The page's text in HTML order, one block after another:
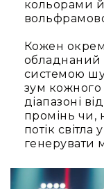
кольорами й
Кожен
обладнаний
системою
зум
діапазоні
промінь чи,
потік
генерувати